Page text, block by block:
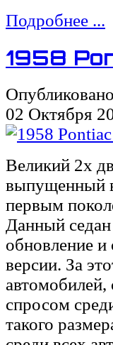
Подробнее ...
1958
02 Октября
Великий 2х
выпущенный
первым
Данный седан
обновление
версии. За
автомобилей,
спросом
такого